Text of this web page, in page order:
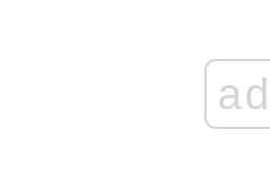
ad